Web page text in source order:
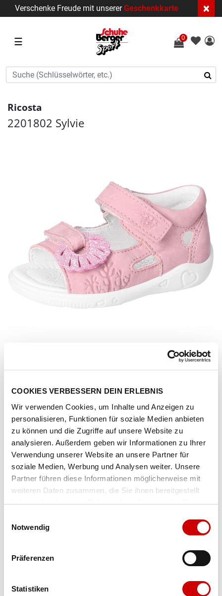
COOKIES VERBESSERN DEIN ERLEBNIS
Wir verwenden Cookies, um Inhalte und Anzeigen zu
personalisieren, Funktionen für soziale Medien anbieten
zu können und die Zugriffe auf unsere Website zu
analysieren. Außerdem geben wir Informationen zu Ihrer
Verwendung unserer Website an unsere Partner für
soziale Medien, Werbung und Analysen weiter. Unsere
Partner führen diese Informationen möglicherweise mit
weiteren Daten zusammen, die Sie ihnen bereitgestellt
haben oder die sie im Rahmen Ihrer Nutzung der Dienste
Notwendig
Präferenzen
Statistiken
Verschenke Freude mit unsererGeschenkkarte ×
☰ 0
Ricosta
2201802 Sylvie
Artikel-Nr.2201802-mallow-rosada
Farbe mallow/rosada
IN DEN WARENKORB